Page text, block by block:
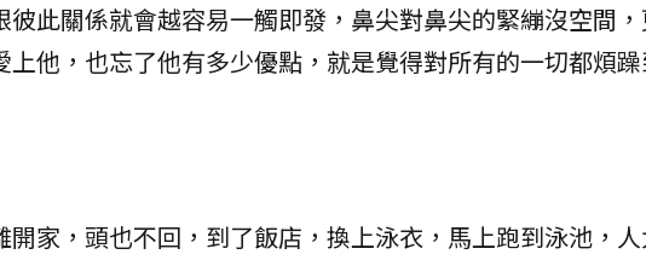
此關係就會越容易一觸即發，鼻尖對鼻尖的緊繃沒空間
他，也忘了他有多少優點，就是覺得對所有的一切都煩
家，頭也不回，到了飯店，換上泳衣，馬上跑到泳池，